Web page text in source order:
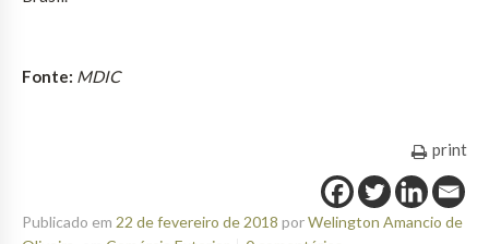
Fonte: MDIC
print
Publicado em 22 de fevereiro de 2018 porWelington Amancio de